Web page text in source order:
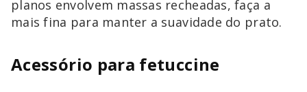
planos envolvem massas recheadas, faça a
mais fina para manter a suavidade do prato.
Acessório para fetuccine